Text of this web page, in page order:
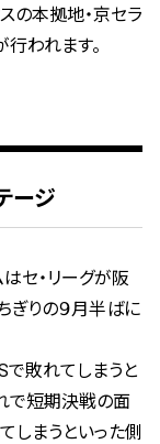
の本拠地・京セラ
われます。
ージ
セ・リーグが阪
ぎりの９月半ばに
で敗れてしまうと
で短期決戦の面
しまうといった側